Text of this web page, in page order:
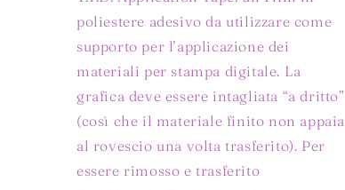
poliestere adesivo da utilizzare come
supporto per l’applicazione dei
materiali per stampa digitale. La
grafica deve essere intagliata “a dritto”
(così che il materiale finito non appaia
al rovescio una volta trasferito). Per
essere rimosso e trasferito